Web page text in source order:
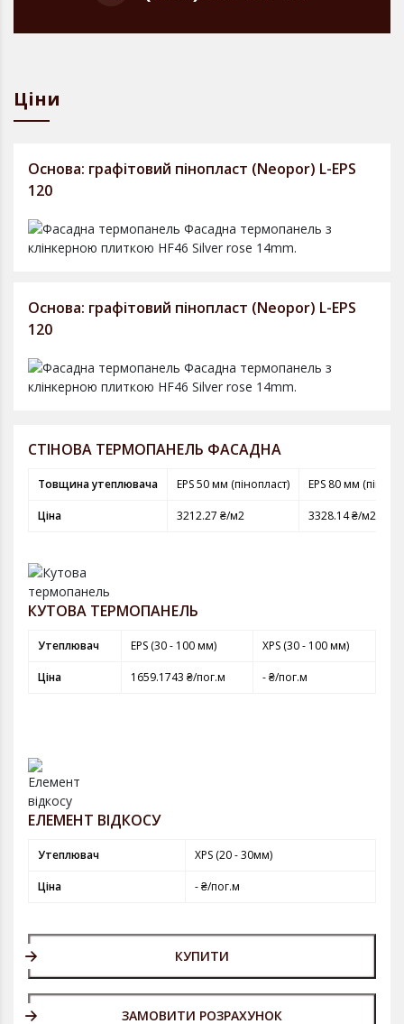
Ціни
Основа: графітовий пінопласт (Neopor) L-EPS
120
Основа: графітовий пінопласт (Neopor) L-EPS
120
СТІНОВА ТЕРМОПАНЕЛЬ ФАСАДНА
Товщина утеплювача EPS 50 мм (пінопласт) EPS 80 мм
Ціна 3212.27 ₴/м2 3328.14 ₴/м2
КУТОВА ТЕРМОПАНЕЛЬ
Утеплювач EPS (30 - 100 мм) XPS (30 - 100 мм)
Ціна 1659.1743 ₴/пог.м - ₴/пог.м
ЕЛЕМЕНТ ВІДКОСУ
Утеплювач XPS (20 - 30мм)
Ціна - ₴/пог.м
КУПИТИ
ЗАМОВИТИ РОЗРАХУНОК